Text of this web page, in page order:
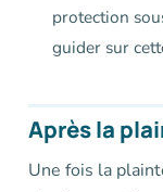
protection
guider sur
Après la
Une fois la